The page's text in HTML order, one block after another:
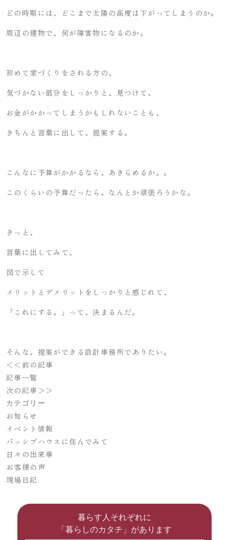
どの時期には、どこまで太陽の高度は下がってしまうのか。
周辺の建物で、何が障害物になるのか。
初めて家づくりをされる方の、
気づかない部分をしっかりと、見つけて、
お金がかかってしまうかもしれないことも、
きちんと言葉に出して、提案する。
こんなに予算がかかるなら、あきらめるか。。
このくらいの予算だったら、なんとか頑張ろうかな。
きっと、
言葉に出してみて、
図で示して
メリットとデメリットをしっかりと感じれて、
「これにする。」って、決まるんだ。
そんな、提案ができる設計事務所でありたい。
＜＜前の記事
記事一覧
次の記事＞＞
カテゴリー
お知らせ
イベント情報
パッシブハウスに住んでみて
日々の出来事
お客様の声
現場日記
暮らす人それぞれに
「暮らしのカタチ」があります